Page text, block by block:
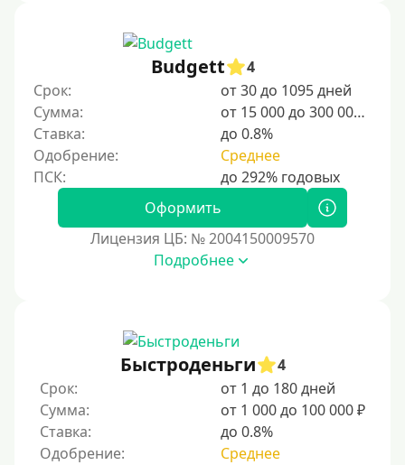
Категории заемщиков
Несовершеннолетним
Студентам
Женский займ
С временной регистрацией
Банкротам
Без подтверждения личности
Пенсионерам
Budgett
4
Срок:
от 30 до 1095 дней
Сумма:
от 15 000 до 300 000 ₽
Ставка:
до 0.8%
Одобрение:
Среднее
Оформить
Лицензия ЦБ: № 2004150009570
Подробнее
Быстроденьги
4
Срок:
от 1 до 180 дней
Сумма:
от 1 000 до 100 000 ₽
Ставка:
до 0.8%
Одобрение:
Среднее